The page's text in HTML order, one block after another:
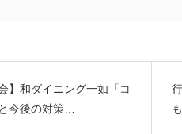
】和ダイニング一如「コ
今後の対策…